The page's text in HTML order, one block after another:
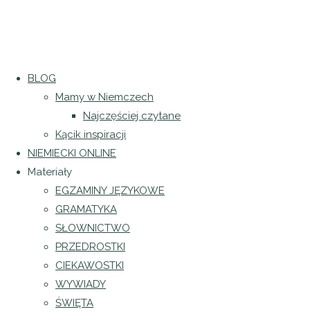
BLOG
Mamy w Niemczech
Najczęściej czytane
Kącik inspiracji
NIEMIECKI ONLINE
Materiały
EGZAMINY JĘZYKOWE
GRAMATYKA
SŁOWNICTWO
PRZEDROSTKI
CIEKAWOSTKI
WYWIADY
ŚWIĘTA
Strona
Archiwum
dla
kategorii
„wzywanie
Kategoria:
wzywanie
policji
Regulamin newslettera
Facebook
Informacja o odstąpieniu od umowy
2024 język niemiecki dla każdego
|Projekt i realizacja